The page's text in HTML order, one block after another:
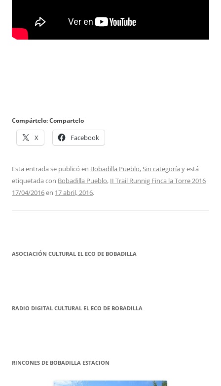
Compártelo: Compartelo
X Facebook
Esta entrada se publicó en Bobadilla Pueblo,Sin categoría y está
etiquetada con Bobadilla Pueblo, II Trail Runnig Finca la Torre 2016
17/04/2016en 17 abril, 2016.
ASOCIACIÓN CULTURAL EL ECO DE BOBADILLA
RADIO DIGITAL CULTURAL EL ECO DE BOBADILLA
RINCONES DE BOBADILLA ESTACION